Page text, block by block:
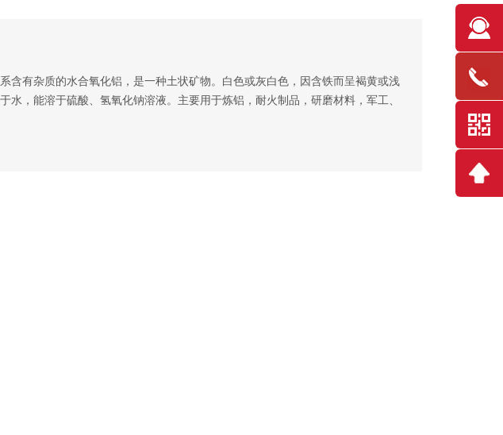
含有杂质的水合氧化铝，是一种土状矿物。白色或灰白色，因含铁而呈褐黄或浅
水，能溶于硫酸、氢氧化钠溶液。主要用于炼铝，耐火制品，研磨材料，军工、